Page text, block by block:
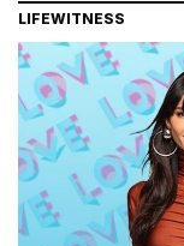
LIFEWITNESS